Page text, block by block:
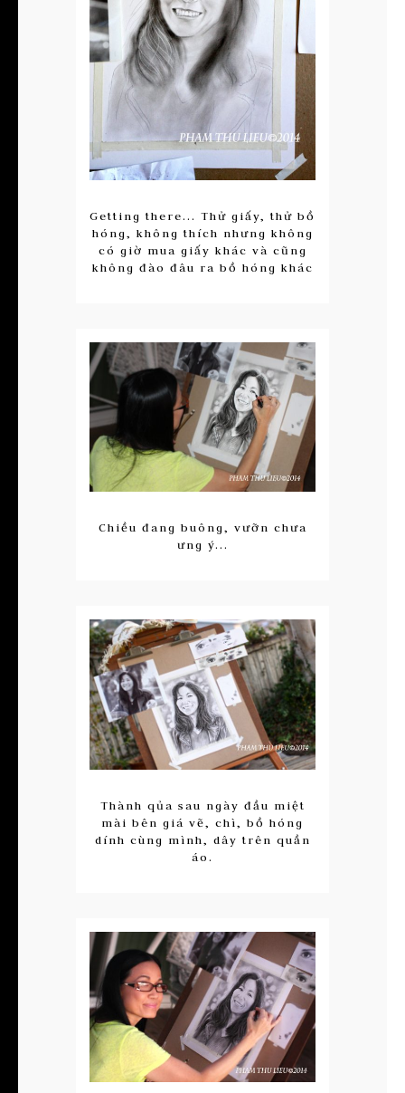
Getting there... Thử giấy, thử bồ
hóng, không thích nhưng không
có giờ mua giấy khác và cũng
không đào đâu ra bồ hóng khác
Chiều đang buông, vưỡn chưa
ưng ý...
Thành qủa sau ngày đầu miệt
mài bên giá vẽ, chì, bồ hóng
dính cùng mình, dây trên quần
áo.